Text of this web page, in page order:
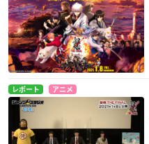
レポート アニメ